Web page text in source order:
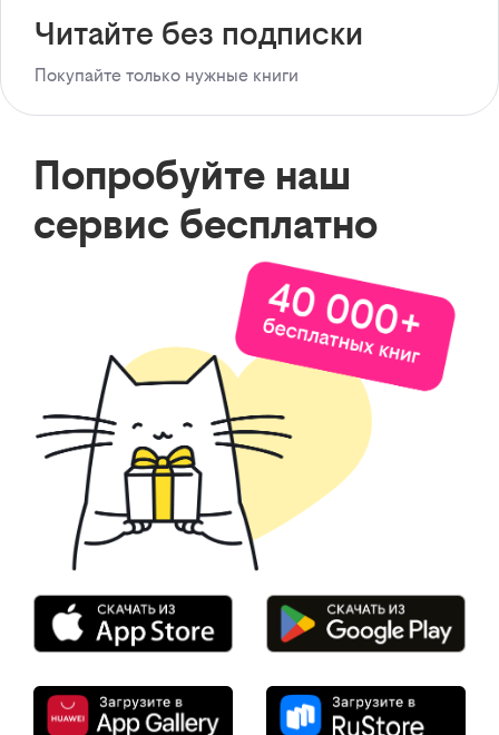
Читайте без подписки
Покупайте только нужные книги
Попробуйте наш
сервис бесплатно